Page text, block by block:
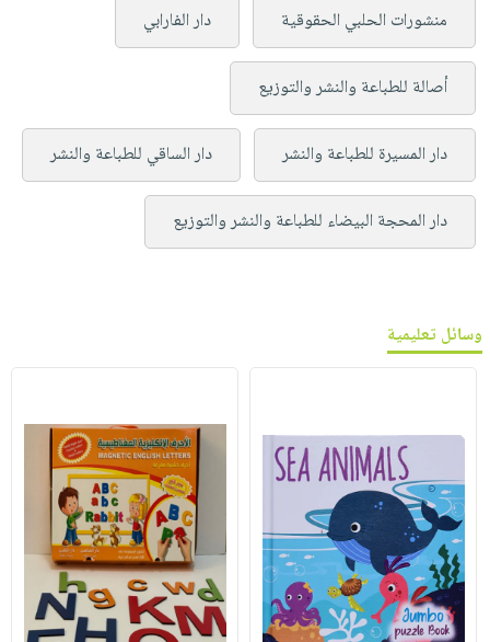
منشورات الحلبي الحقوقية دار الفارابي
أصالة للطباعة والنشر والتوزيع
دار المسيرة للطباعة والنشر دار الساقي للطباعة والنشر
دار المحجة البيضاء للطباعة والنشر والتوزيع
وسائل تعليمية